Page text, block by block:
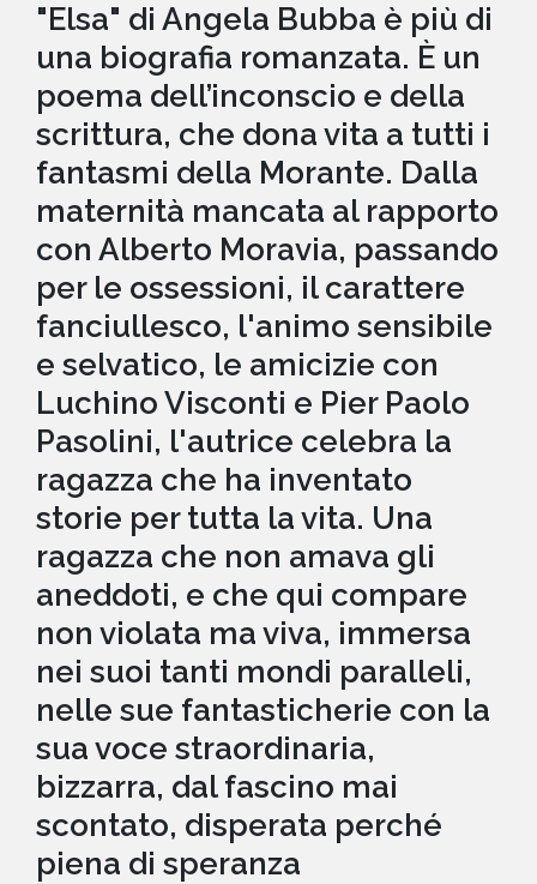
"Elsa" di Angela Bubba è più di
una biografia romanzata. È un
poema dell’inconscio e della
scrittura, che dona vita a tutti i
fantasmi della Morante. Dalla
maternità mancata al rapporto
con Alberto Moravia, passando
per le ossessioni, il carattere
fanciullesco, l'animo sensibile
e selvatico, le amicizie con
Luchino Visconti e Pier Paolo
Pasolini, l'autrice celebra la
ragazza che ha inventato
storie per tutta la vita. Una
ragazza che non amava gli
aneddoti, e che qui compare
non violata ma viva, immersa
nei suoi tanti mondi paralleli,
nelle sue fantasticherie con la
sua voce straordinaria,
bizzarra, dal fascino mai
scontato, disperata perché
piena di speranza